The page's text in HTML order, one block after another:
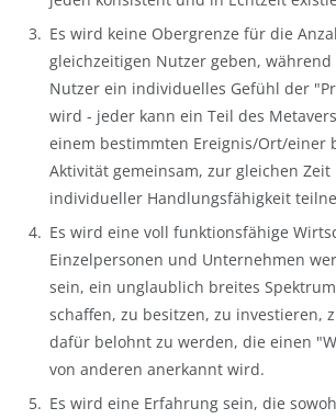
Es wird keine Obergrenze für die
gleichzeitigen Nutzer geben,
Nutzer ein individuelles Gefühl der
wird - jeder kann ein Teil des
einem bestimmten Ereignis/Ort/einer
Aktivität gemeinsam, zur gleichen
individueller Handlungsfähigkeit
Es wird eine voll funktionsfähige
Einzelpersonen und Unternehmen
sein, ein unglaublich breites
schaffen, zu besitzen, zu investieren,
dafür belohnt zu werden, die einen
von anderen anerkannt wird.
Es wird eine Erfahrung sein, die